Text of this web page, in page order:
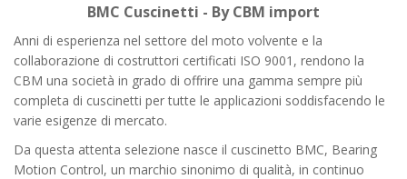
BMC Cuscinetti - By CBM import
Anni di esperienza nel settore del moto volvente e la
collaborazione di costruttori certificati ISO 9001, rendono la
CBM una società in grado di offrire una gamma sempre più
completa di cuscinetti per tutte le applicazioni soddisfacendo le
varie esigenze di mercato.
Da questa attenta selezione nasce il cuscinetto BMC, Bearing
Motion Control, un marchio sinonimo di qualità, in continuo